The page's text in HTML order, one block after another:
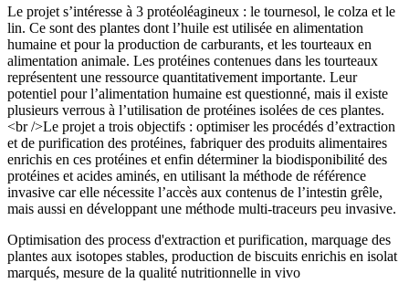
Le projet s’intéresse à 3 protéoléagineux : le tournesol, le colza et le
lin. Ce sont des plantes dont l’huile est utilisée en alimentation
humaine et pour la production de carburants, et les tourteaux en
alimentation animale. Les protéines contenues dans les tourteaux
représentent une ressource quantitativement importante. Leur
potentiel pour l’alimentation humaine est questionné, mais il existe
plusieurs verrous à l’utilisation de protéines isolées de ces plantes.
<br />Le projet a trois objectifs : optimiser les procédés d’extraction
et de purification des protéines, fabriquer des produits alimentaires
enrichis en ces protéines et enfin déterminer la biodisponibilité des
protéines et acides aminés, en utilisant la méthode de référence
invasive car elle nécessite l’accès aux contenus de l’intestin grêle,
mais aussi en développant une méthode multi-traceurs peu invasive.
Optimisation des process d'extraction et purification, marquage des
plantes aux isotopes stables, production de biscuits enrichis en isolat
marqués, mesure de la qualité nutritionnelle in vivo